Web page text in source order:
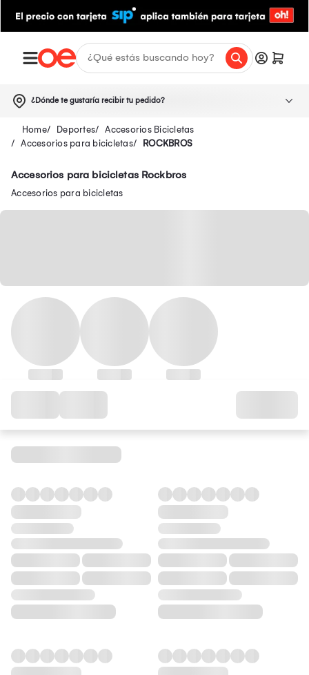
¿Dónde te gustaría recibir tu pedido?
Deportes
Accesorios Bicicletas
Accesorios para bicicletas
ROCKBROS
Accesorios para bicicletas Rockbros
Accesorios para bicicletas